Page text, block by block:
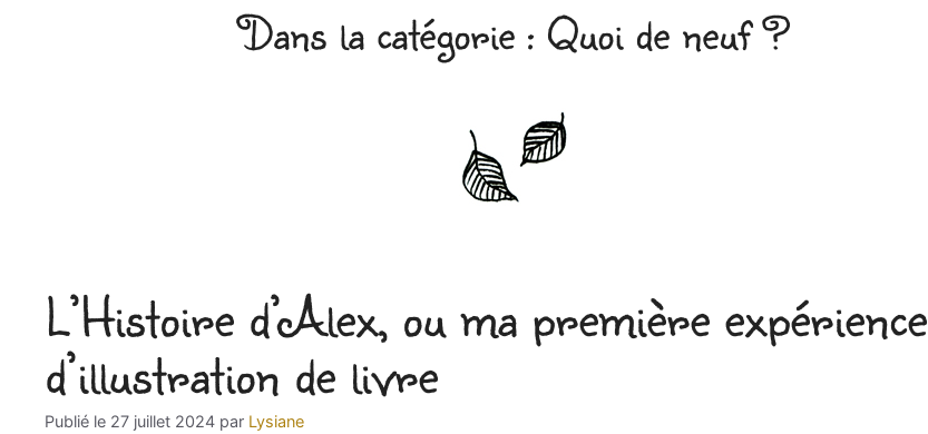
Quoi de neuf ?
L’Histoire d’Alex, ou ma première expérience
d’illustration de livre
27 juillet 2024 par Lysiane